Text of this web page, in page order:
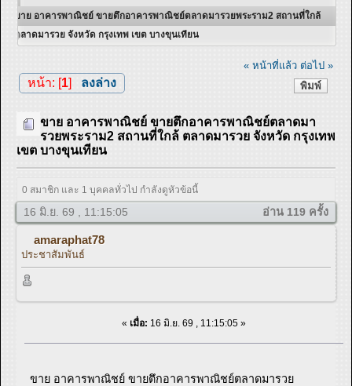
ขาย อาคารพาณิชย์ ขายตึกอาคารพาณิชย์ตลาดมารวยพระราม2 สถานที่ใกล้
ตลาดมารวย จังหวัด กรุงเทพ เขต บางขุนเทียน
« หน้าที่แล้ว ต่อไป »
พิมพ์
หน้า: [1] ลงล่าง
ขาย อาคารพาณิชย์ ขายตึกอาคารพาณิชย์ตลาดมา
รวยพระราม2 สถานที่ใกล้ ตลาดมารวย จังหวัด กรุงเทพ
เขต บางขุนเทียน
0 สมาชิก และ 1 บุคคลทั่วไป กำลังดูหัวข้อนี้
16 มิ.ย. 69 , 11:15:05 อ่าน 119 ครั้ง
amaraphat78
ประชาสัมพันธ์
« เมื่อ: 16 มิ.ย. 69 , 11:15:05 »
ขาย อาคารพาณิชย์ ขายตึกอาคารพาณิชย์ตลาดมารวย